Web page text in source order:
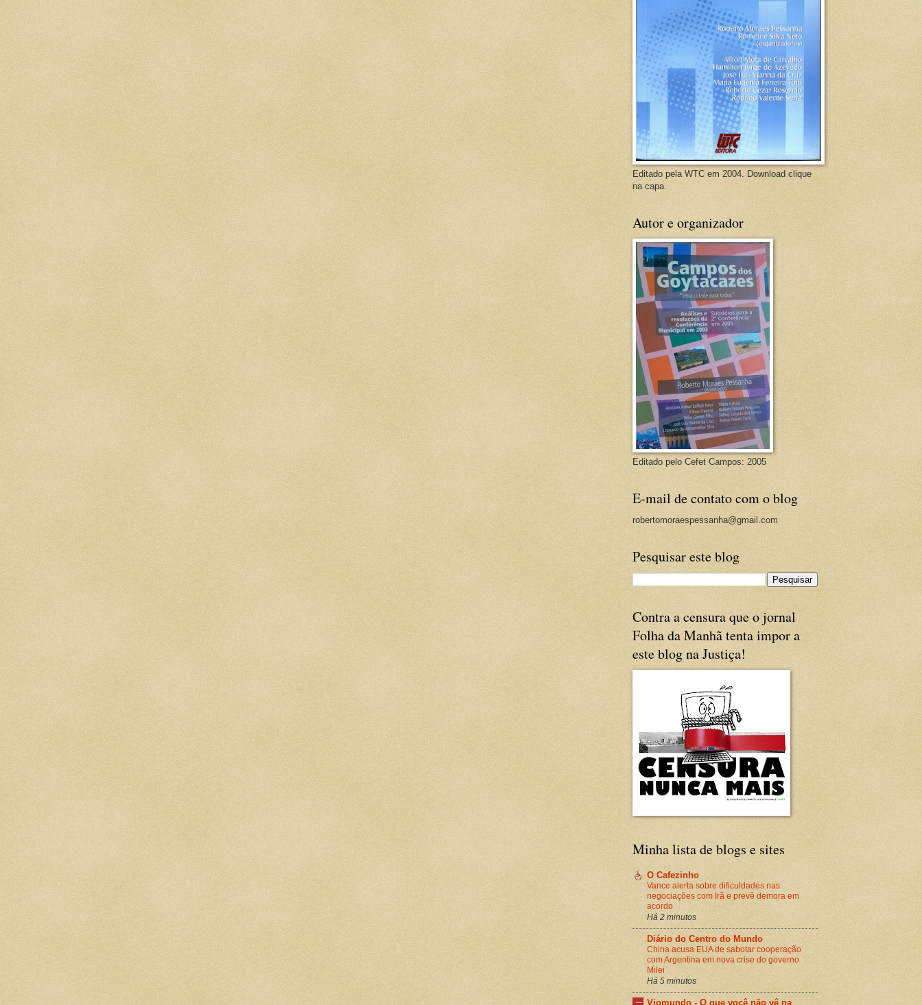
Editado pela WTC em 2004. Download clique
na capa.
Autor e organizador
Editado pelo Cefet Campos: 2005
E-mail de contato com o blog
robertomoraespessanha@gmail.com
Pesquisar este blog
Contra a censura que o jornal
Folha da Manhã tenta impor a
este blog na Justiça!
Minha lista de blogs e sites
O Cafezinho
Vance alerta sobre dificuldades nas
negociações com Irã e prevê demora em
acordo
Há 2 minutos
Diário do Centro do Mundo
China acusa EUA de sabotar cooperação
com Argentina em nova crise do governo
Milei
Há 5 minutos
Viomundo - O que você não vê na